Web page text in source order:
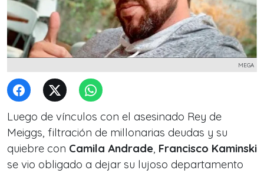
MEGA
Luego de vínculos con el asesinado Rey de
Meiggs, filtración de millonarias deudas y su
quiebre con Camila Andrade, Francisco Kaminski
se vio obligado a dejar su lujoso departamento